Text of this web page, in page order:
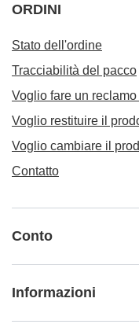
ORDINI
Stato dell'ordine
Tracciabilità del pacco
Voglio fare un
Voglio restituire il
Voglio cambiare il
Contatto
Conto
Informazioni